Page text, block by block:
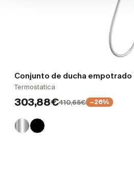
Conjunto de ducha empotrado
Termostatica
303,88€410,65€ −26%